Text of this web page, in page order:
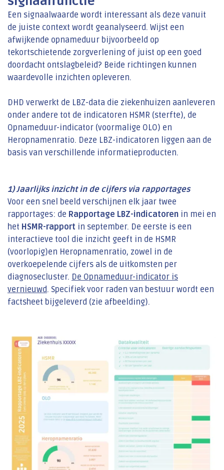
Een signaalwaarde wordt interessant als deze vanuit
de juiste context wordt geanalyseerd. Wijst een
afwijkende opnameduur bijvoorbeeld op
tekortschietende zorgverlening of juist op een goed
doordacht ontslagbeleid? Beide richtingen kunnen
waardevolle inzichten opleveren.
DHD verwerkt de LBZ-data die ziekenhuizen aanleveren
onder andere tot de indicatoren HSMR (sterfte), de
Opnameduur-indicator (voormalige OLO) en
Heropnamenratio. Deze LBZ-indicatoren liggen aan de
basis van verschillende informatieproducten.
1) Jaarlijks inzicht in de cijfers via rapportages
Voor een snel beeld verschijnen elk jaar twee
rapportages: de Rapportage LBZ-indicatoren in mei en
het HSMR-rapport in september. De eerste is een
interactieve tool die inzicht geeft in de HSMR
(voorlopig)en Heropnamenratio, zowel in de
overkoepelende cijfers als de uitkomsten per
diagnosecluster. De Opnameduur-indicator is
vernieuwd. Specifiek voor raden van bestuur wordt een
factsheet bijgeleverd (zie afbeelding).